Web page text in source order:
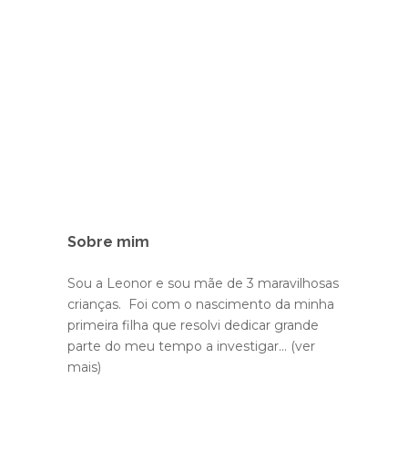
Sobre mim
Sou a Leonor e sou mãe de 3 maravilhosas
crianças. Foi com o nascimento da minha
primeira filha que resolvi dedicar grande
parte do meu tempo a investigar... (ver
mais)